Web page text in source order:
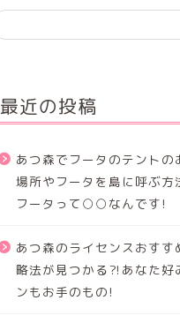
最近の投稿
あつ森でフータのテントの
場所やフータを島に呼ぶ方
フータって○○なんです!
あつ森のライセンスおすす
略法が見つかる⁈あなた好
ンもお手のもの!